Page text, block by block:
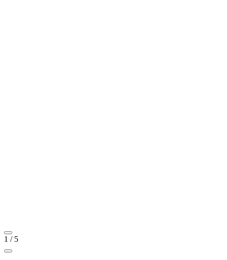
1 / 5